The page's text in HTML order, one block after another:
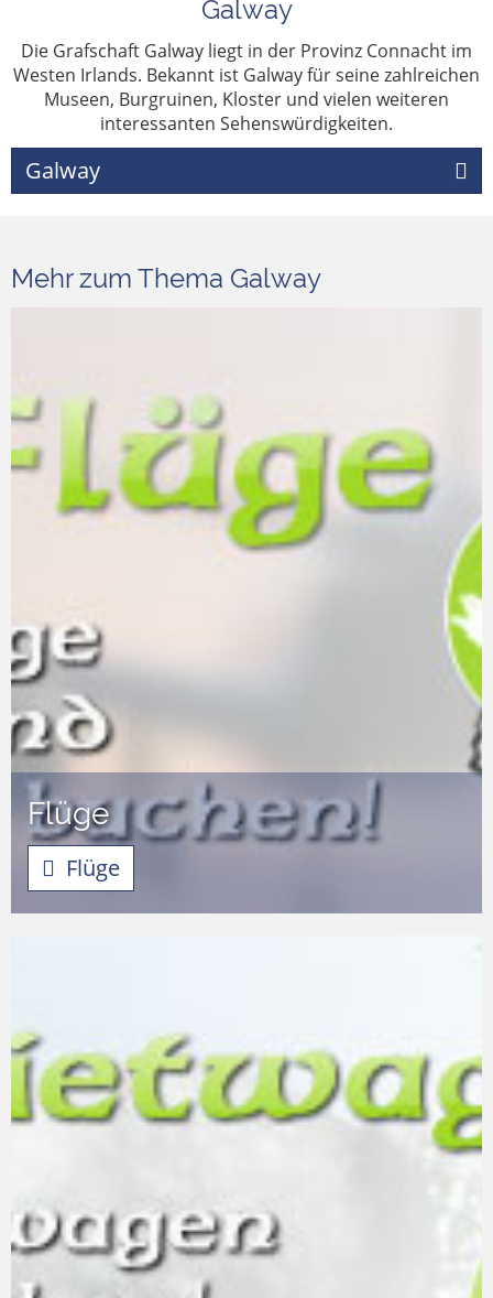
Galway
Die Grafschaft Galway liegt in der Provinz Connacht im
Westen Irlands. Bekannt ist Galway für seine zahlreichen
Museen, Burgruinen, Kloster und vielen weiteren
interessanten Sehenswürdigkeiten.
Galway
Mehr zum Thema Galway
Flüge
Flüge